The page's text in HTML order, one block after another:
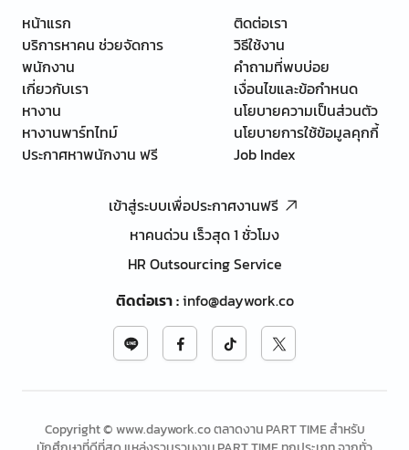
หน้าแรก
บริการหาคน ช่วยจัดการ
พนักงาน
เกี่ยวกับเรา
หางาน
หางานพาร์ทไทม์
ประกาศหาพนักงาน ฟรี
ติดต่อเรา
วิธีใช้งาน
คำถามที่พบบ่อย
เงื่อนไขและข้อกำหนด
นโยบายความเป็นส่วนตัว
นโยบายการใช้ข้อมูลคุกกี้
Job Index
เข้าสู่ระบบเพื่อประกาศงานฟรี
หาคนด่วน เร็วสุด 1 ชั่วโมง
HR Outsourcing Service
ติดต่อเรา:info@daywork.co
Copyright © www.daywork.co ตลาดงาน PART TIME สำหรับ